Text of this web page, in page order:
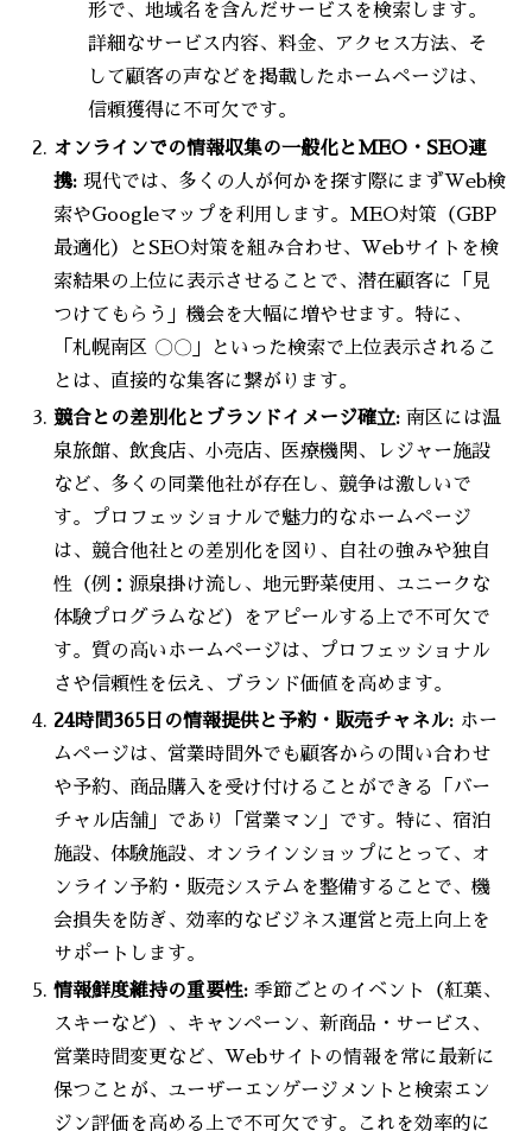
形で、地域名を含んだサービスを検索します。
詳細なサービス内容、料金、アクセス方法、そ
して顧客の声などを掲載したホームページは、
信頼獲得に不可欠です。
オンラインでの情報収集の一般化とMEO・SEO連
携: 現代では、多くの人が何かを探す際にまずWeb検
索やGoogleマップを利用します。MEO対策（GBP
最適化）とSEO対策を組み合わせ、Webサイトを検
索結果の上位に表示させることで、潜在顧客に「見
つけてもらう」機会を大幅に増やせます。特に、
「札幌南区 〇〇」といった検索で上位表示されるこ
とは、直接的な集客に繋がります。
競合との差別化とブランドイメージ確立: 南区には温
泉旅館、飲食店、小売店、医療機関、レジャー施設
など、多くの同業他社が存在し、競争は激しいで
す。プロフェッショナルで魅力的なホームページ
は、競合他社との差別化を図り、自社の強みや独自
性（例：源泉掛け流し、地元野菜使用、ユニークな
体験プログラムなど）をアピールする上で不可欠で
す。質の高いホームページは、プロフェッショナル
さや信頼性を伝え、ブランド価値を高めます。
24時間365日の情報提供と予約・販売チャネル: ホー
ムページは、営業時間外でも顧客からの問い合わせ
や予約、商品購入を受け付けることができる「バー
チャル店舗」であり「営業マン」です。特に、宿泊
施設、体験施設、オンラインショップにとって、オ
ンライン予約・販売システムを整備することで、機
会損失を防ぎ、効率的なビジネス運営と売上向上を
サポートします。
情報鮮度維持の重要性: 季節ごとのイベント（紅葉、
スキーなど）、キャンペーン、新商品・サービス、
営業時間変更など、Webサイトの情報を常に最新に
保つことが、ユーザーエンゲージメントと検索エン
ジン評価を高める上で不可欠です。これを効率的に